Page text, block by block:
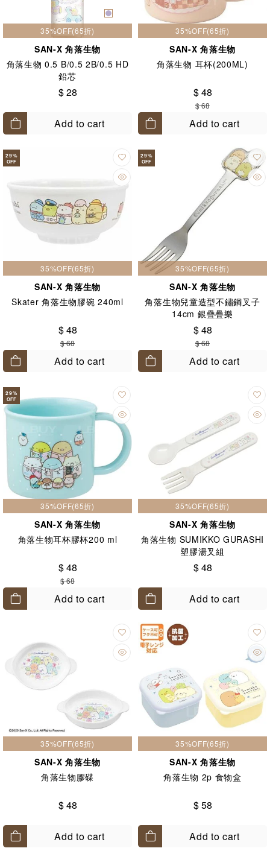
35%OFF(65折)
SAN-X 角落生物
角落生物 0.5 B/0.5 2B/0.5 HD
鉛芯
$ 28
Add to cart
35%OFF(65折)
SAN-X 角落生物
角落生物 耳杯(200ML)
$ 48
$ 68
Add to cart
29%
OFF
35%OFF(65折)
SAN-X 角落生物
Skater 角落生物膠碗 240ml
$ 48
$ 68
Add to cart
29%
OFF
35%OFF(65折)
SAN-X 角落生物
角落生物兒童造型不鏽鋼叉子
14cm 銀疊疊樂
$ 48
$ 68
Add to cart
29%
OFF
35%OFF(65折)
SAN-X 角落生物
角落生物耳杯膠杯200 ml
$ 48
$ 68
Add to cart
35%OFF(65折)
SAN-X 角落生物
角落生物 SUMIKKO GURASHI
塑膠湯叉組
$ 48
Add to cart
35%OFF(65折)
SAN-X 角落生物
角落生物膠碟
$ 48
Add to cart
35%OFF(65折)
SAN-X 角落生物
角落生物 2p 食物盒
$ 58
Add to cart